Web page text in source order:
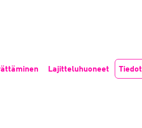
Lajitteluhuoneet